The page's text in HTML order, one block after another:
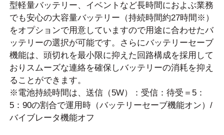
型軽量バッテリー、イベントなど長時間におよぶ業務
でも安心の大容量バッテリー（持続時間約27時間※）
をオプションで用意していますので用途に合わせたバ
ッテリーの選択が可能です。さらにバッテリーセーブ
機能は、頭切れを最小限に抑えた回路構成を採用して
おりスムーズな連絡を確保しバッテリーの消耗を抑え
ることができます。
※電池持続時間は、送信（5W）：受信：待受＝5：
5：90の割合で運用時（バッテリーセーブ機能オン）/
バイブレータ機能オフ